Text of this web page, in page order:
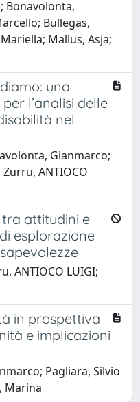
Bonavolonta,
Bullegas,
Mallus, Asja;
una
l’analisi delle
nel
Gianmarco;
ANTIOCO
attitudini e
esplorazione
ANTIOCO LUIGI;
in prospettiva
e implicazioni
Pagliara, Silvio
Marina